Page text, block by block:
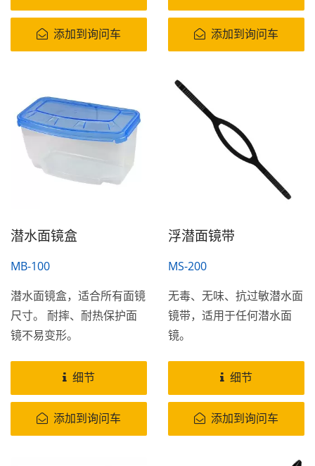
添加到询问车
供了高强度和高刚性，这个
蛙镜还包括超清晰的光学较
无失真耐冲击强化玻璃。在
线高透光率和低失真的超清
晰镜片可改善视力。灵活的
潜水面罩调整带扣提供一个
更迅速的调整使用。这一型
潜水面罩是目前最流行的型
添加到询问车
潜水面镜盒
MB-100
潜水面镜盒，适合所有面镜
尺寸。 耐摔、耐热保护面
镜不易变形。
细节
添加到询问车
浮潜面镜带
MS-200
无毒、无味、抗过敏潜水面
镜带，适用于任何潜水面
镜。
细节
添加到询问车